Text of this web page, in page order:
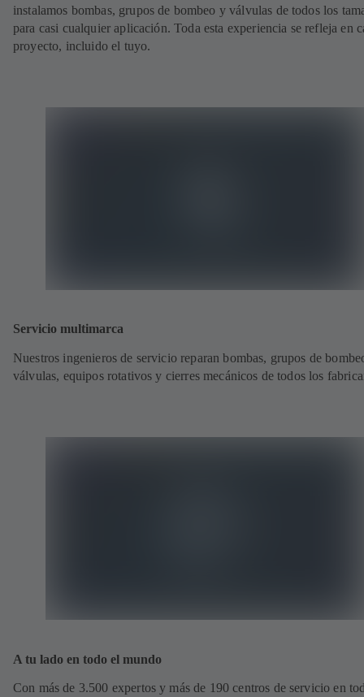
instalamos bombas, grupos de bombeo y válvulas de todos los
para casi cualquier aplicación. Toda esta experiencia se refleja en
proyecto, incluido el tuyo.
Servicio multimarca
Nuestros ingenieros de servicio reparan bombas, grupos de
válvulas, equipos rotativos y cierres mecánicos de todos los
A tu lado en todo el mundo
Con más de 3.500 expertos y más de 190 centros de servicio en